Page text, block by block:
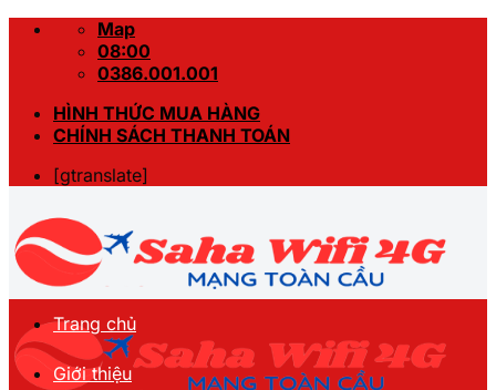
Skip
Map
08:00
0386.001.001
HÌNH THỨC MUA HÀNG
CHÍNH SÁCH THANH TOÁN
[gtranslate]
Trang chủ
Giới thiệu